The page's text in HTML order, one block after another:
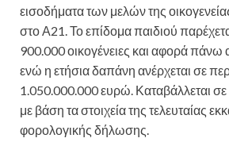
εισοδήματα των μελών της
στο Α21. Το επίδομα παιδιού
900.000 οικογένειες και αφορά πάνω
ενώ η ετήσια δαπάνη ανέρχεται σε
1.050.000.000 ευρώ. Καταβάλλεται σε
με βάση τα στοιχεία της τελευταίας
φορολογικής δήλωσης.